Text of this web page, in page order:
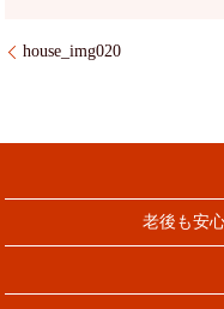
house_img020
老後も安